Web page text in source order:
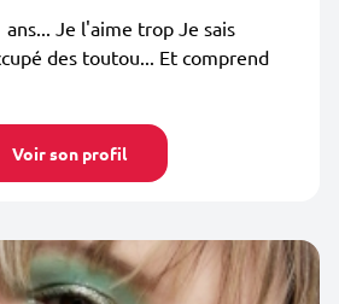
Je l'aime trop Je sais
des toutou... Et comprend
Voir son profil